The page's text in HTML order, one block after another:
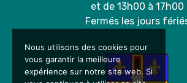
et de 13h00 à 17h00
Fermés les jours
Nous utilisons des cookies pour
vous garantir la meilleure
expérience sur notre site web. Si